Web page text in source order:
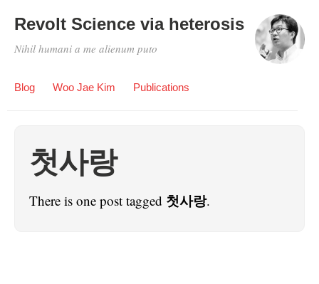
Revolt Science via heterosis
Nihil humani a me alienum puto
Blog Woo Jae Kim Publications
첫사랑
There is one post tagged 첫사랑.